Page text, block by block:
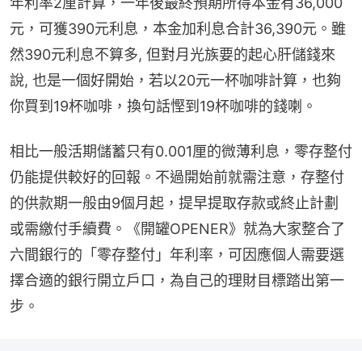
元，可獲390元利息，本金加利息合計36,390元。雖
然390元利息不算多, 但對月光族要的起心肝儲錢來
說, 也是一個好開始，若以20元一杯咖啡計算，也夠
你買到19杯咖啡，換句話慳到19杯咖啡的錢喇。
相比一般活期儲蓄只有0.001厘的微薄利息，零存整付
仍能提供較好的回報。不過開始前就需注意，存整付
的供款期一般由9個月起，提早提取存款或終止計劃
或需繳付手續費。《開罐OPENER》就為大家整合了
六間銀行的「零存整付」年利率，可因應個人需要選
擇合適的銀行開立戶口，為自己的理財目標踏出第一
步。